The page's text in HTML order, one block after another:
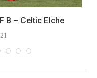
B – Celtic Elche